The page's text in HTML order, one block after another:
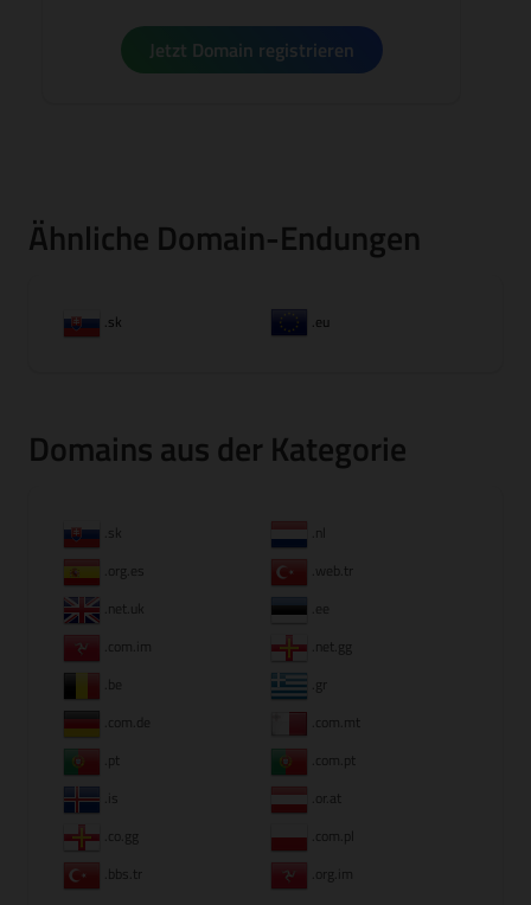
Jetzt Domain registrieren
Ähnliche Domain-Endungen
.sk .eu
Domains aus der Kategorie
.sk
.nl
.org.es
.web.tr
.net.uk
.com.im
.net.gg
.be
.gr
.com.de
.com.mt
.pt
.com.pt
.is
.or.at
.co.gg
.com.pl
.bbs.tr
.org.im